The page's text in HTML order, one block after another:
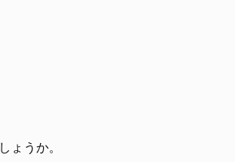
ょうか。